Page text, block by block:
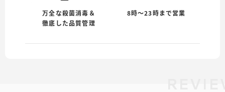
万全な殺菌消毒＆
徹底した品質管理
8時〜23時まで営業